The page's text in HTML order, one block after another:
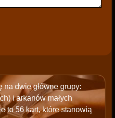
na dwie główne grupy:
i arkanów małych
to 56 kart, które stanowią